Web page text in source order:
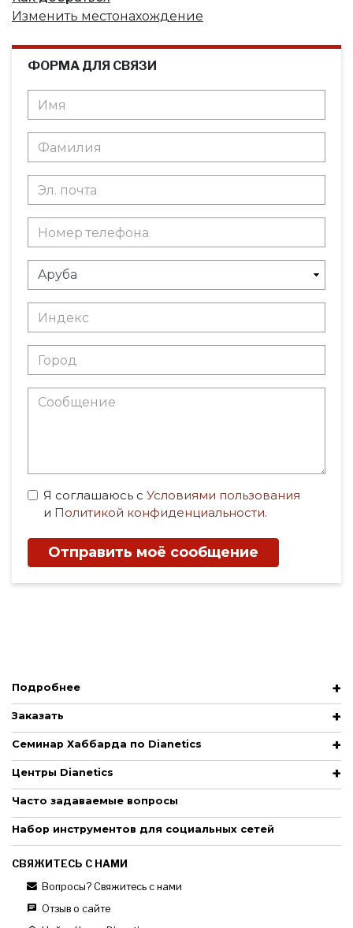
Изменить местонахождение
ФОРМА ДЛЯ СВЯЗИ
Я соглашаюсь с Условиями пользования
и Политикой конфиденциальности.
Отправить моё сообщение
Подробнее
Заказать
Семинар Хаббарда по Dianetics
Центры Dianetics
Часто задаваемые вопросы
Набор инструментов для социальных сетей
СВЯЖИТЕСЬ С НАМИ
Вопросы? Свяжитесь с нами
Отзыв о сайте